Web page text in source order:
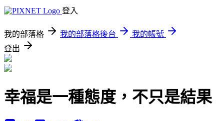
登入
我的部落格 我的部落格後台
我的帳號
登出
幸福是一種態度，不只是結果